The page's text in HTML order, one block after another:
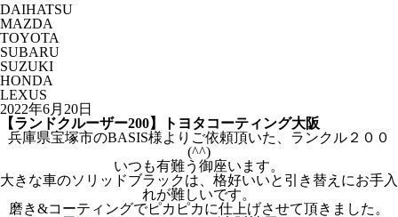
DAIHATSU
MAZDA
TOYOTA
SUBARU
SUZUKI
HONDA
LEXUS
2022年6月20日
【ランドクルーザー200】トヨタコーティング大阪
兵庫県宝塚市のBASIS様よりご依頼頂いた、ランクル２００
(^^)
いつも有難う御座います。
大きな車のソリッドブラックは、格好いいと引き替えにお手入
れが難しいです。
磨き&コーティングでピカピカに仕上げさせて頂きました。